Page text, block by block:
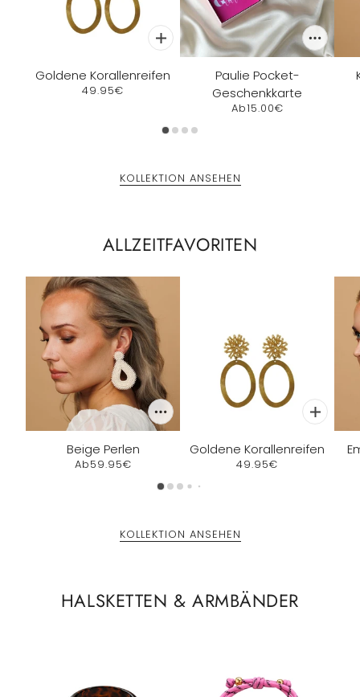
Goldene Korallenreifen
49.95€
Paulie Pocket-
Geschenkkarte
Ab15.00€
KOLLEKTION ANSEHEN
ALLZEITFAVORITEN
Beige Perlen
Ab59.95€
Goldene Korallenreifen
49.95€
KOLLEKTION ANSEHEN
HALSKETTEN & ARMBÄNDER